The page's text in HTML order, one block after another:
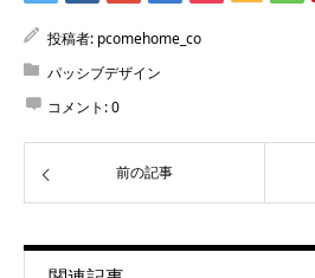
投稿者: pcomehome_co
パッシブデザイン
コメント:0
前の記事